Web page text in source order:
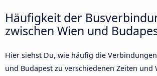
Häufigkeit der
zwischen Wien und
Hier siehst Du, wie häufig die
und Budapest zu verschiedenen Zeiten und